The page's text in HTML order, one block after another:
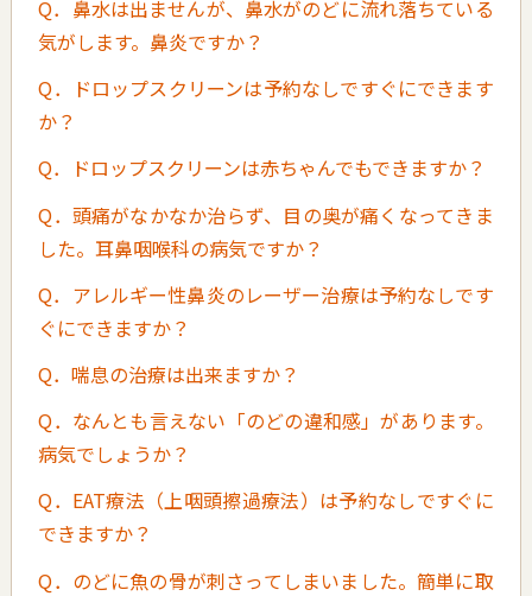
Q．鼻水は出ませんが、鼻水がのどに流れ落ちている
気がします。鼻炎ですか？
Q．ドロップスクリーンは予約なしですぐにできます
か？
Q．ドロップスクリーンは赤ちゃんでもできますか？
Q．頭痛がなかなか治らず、目の奥が痛くなってきま
した。耳鼻咽喉科の病気ですか？
Q．アレルギー性鼻炎のレーザー治療は予約なしです
ぐにできますか？
Q．喘息の治療は出来ますか？
Q．なんとも言えない「のどの違和感」があります。
病気でしょうか？
Q．EAT療法（上咽頭擦過療法）は予約なしですぐに
できますか？
Q．のどに魚の骨が刺さってしまいました。簡単に取